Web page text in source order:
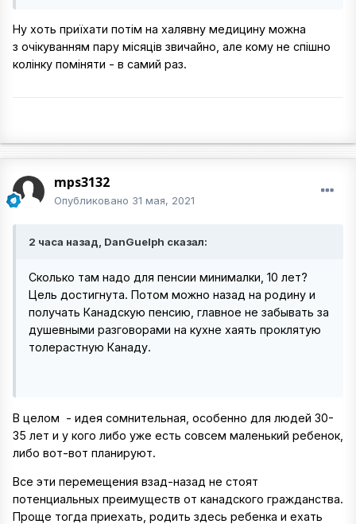
Ну хоть приїхати потім на халявну медицину можна
з очікуванням пару місяців звичайно, але кому не спішно
колінку поміняти - в самий раз.
mps3132
Опубликовано 31 мая, 2021
2 часа назад, DanGuelph сказал:
Сколько там надо для пенсии минималки, 10 лет?
Цель достигнута. Потом можно назад на родину и
получать Канадскую пенсию, главное не забывать за
душевными разговорами на кухне хаять проклятую
толерастную Канаду.
В целом - идея сомнительная, особенно для людей 30-
35 лет и у кого либо уже есть совсем маленький ребенок,
либо вот-вот планируют.
Все эти перемещения взад-назад не стоят
потенциальных преимуществ от канадского гражданства.
Проще тогда приехать, родить здесь ребенка и ехать